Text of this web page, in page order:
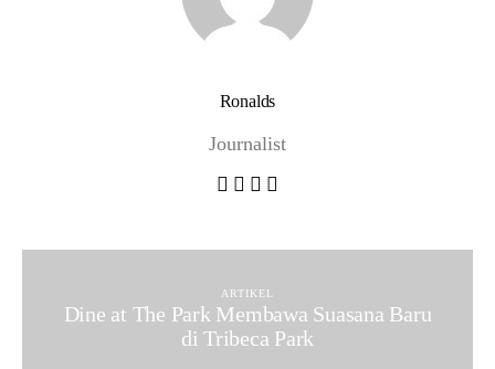
Ronalds
Journalist
ARTIKEL
Dine at The Park Membawa Suasana Baru
di Tribeca Park